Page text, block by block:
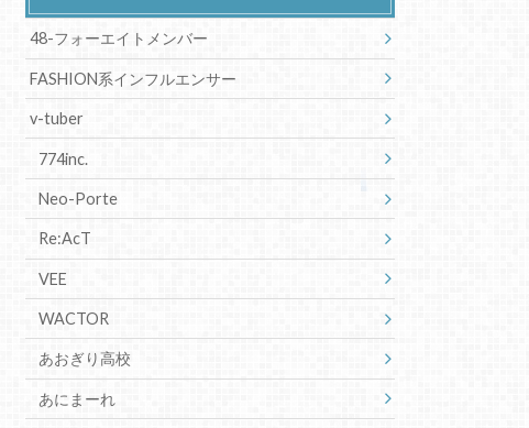
48-フォーエイトメンバー
FASHION系インフルエンサー
v-tuber
774inc.
Neo-Porte
Re:AcT
VEE
WACTOR
あおぎり高校
あにまーれ